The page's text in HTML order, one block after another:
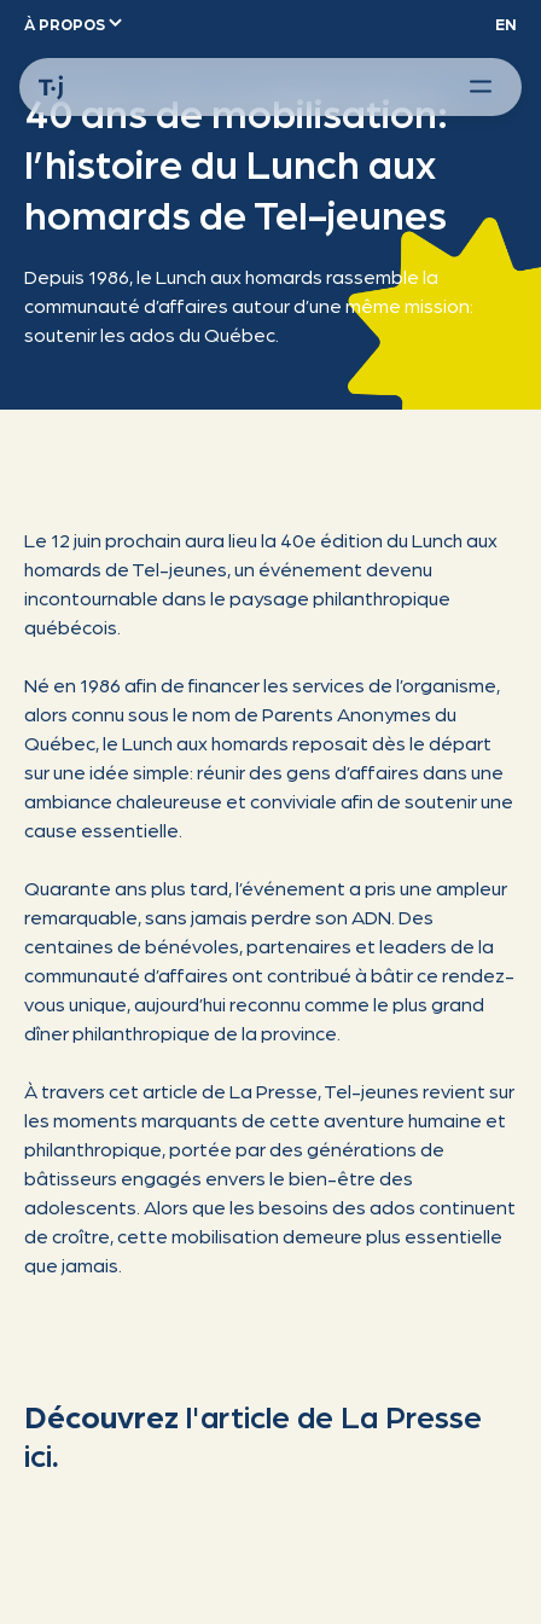
À PROPOS EN
40 ans de mobilisation:
l’histoire du Lunch aux
homards de Tel-jeunes
Depuis 1986, le Lunch aux homards rassemble la
communauté d’affaires autour d’une même mission:
soutenir les ados du Québec.
Le 12 juin prochain aura lieu la 40e édition du Lunch aux
homards de Tel-jeunes, un événement devenu
incontournable dans le paysage philanthropique
québécois.
Né en 1986 afin de financer les services de l’organisme,
alors connu sous le nom de Parents Anonymes du
Québec, le Lunch aux homards reposait dès le départ
sur une idée simple: réunir des gens d’affaires dans une
ambiance chaleureuse et conviviale afin de soutenir une
cause essentielle.
Quarante ans plus tard, l’événement a pris une ampleur
remarquable, sans jamais perdre son ADN. Des
centaines de bénévoles, partenaires et leaders de la
communauté d’affaires ont contribué à bâtir ce rendez-
vous unique, aujourd’hui reconnu comme le plus grand
dîner philanthropique de la province.
À travers cet article de La Presse, Tel-jeunes revient sur
les moments marquants de cette aventure humaine et
philanthropique, portée par des générations de
bâtisseurs engagés envers le bien-être des
adolescents. Alors que les besoins des ados continuent
de croître, cette mobilisation demeure plus essentielle
que jamais.
Découvrez l'article de La Presse
ici.